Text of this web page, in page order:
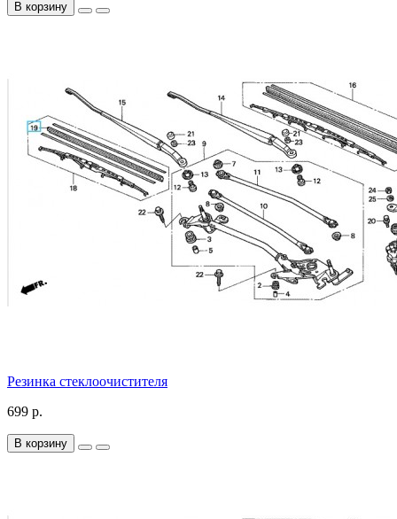
В корзину
Резинка стеклоочистителя
699 р.
В корзину